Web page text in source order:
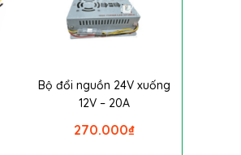
Bộ đổi nguồn 24V xuống
12V – 20A
₫
270.000